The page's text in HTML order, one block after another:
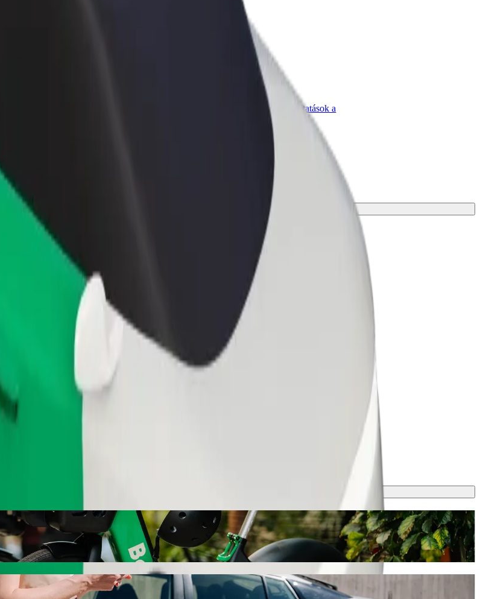
hozzáadása
és növeld
Bolt for Business
Bolt termékek és szolgáltatások a
vállalatodra szabva
Fedezd fel szolgáltatásainkat, és találd meg a tökéletes megoldást az utazásodhoz.
ide: Maya Hotel Bolt utasszállítással